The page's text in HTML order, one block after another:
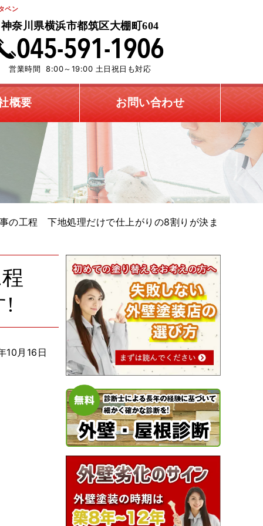
ペン
神奈川県横浜市都筑区大棚町604
営業時間 8:00～19:00 土日祝日も対応
概要 お問い合わせ
工程 下地処理だけで仕上がりの8割りが決ま
程
!
10月16日